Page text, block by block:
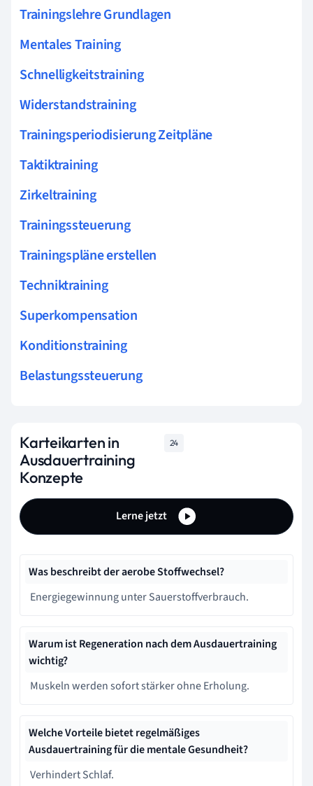
Trainingslehre Grundlagen
Mentales Training
Schnelligkeitstraining
Widerstandstraining
Trainingsperiodisierung Zeitpläne
Taktiktraining
Zirkeltraining
Trainingssteuerung
Trainingspläne erstellen
Techniktraining
Superkompensation
Konditionstraining
Belastungssteuerung
Karteikarten in
Ausdauertraining
Konzepte
24
Lerne jetzt
Was beschreibt der aerobe Stoffwechsel?
Energiegewinnung unter Sauerstoffverbrauch.
Warum ist Regeneration nach dem Ausdauertraining
wichtig?
Muskeln werden sofort stärker ohne Erholung.
Welche Vorteile bietet regelmäßiges
Ausdauertraining für die mentale Gesundheit?
Verhindert Schlaf.